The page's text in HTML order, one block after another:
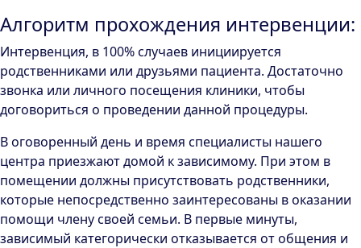
Алгоритм прохождения интервенции:
Интервенция, в 100% случаев инициируется
родственниками или друзьями пациента. Достаточно
звонка или личного посещения клиники, чтобы
договориться о проведении данной процедуры.
В оговоренный день и время специалисты нашего
центра приезжают домой к зависимому. При этом в
помещении должны присутствовать родственники,
которые непосредственно заинтересованы в оказании
помощи члену своей семьи. В первые минуты,
зависимый категорически отказывается от общения и